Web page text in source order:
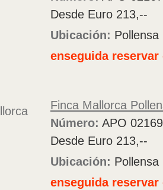
Desde Euro 213,--
Ubicación: Pollensa
enseguida reservar
Finca Mallorca
Número: APO
Desde Euro 213,--
Ubicación: Pollensa
enseguida reservar